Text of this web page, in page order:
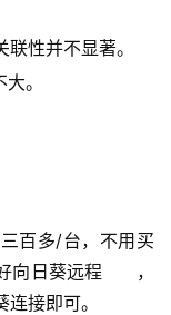
性并不显著。
。
百多/台，不用买
向日葵远程      ，
接即可。